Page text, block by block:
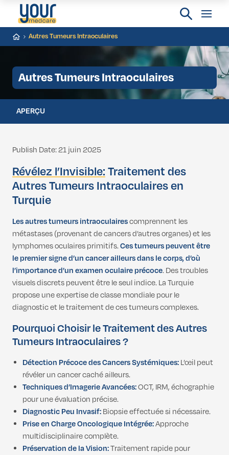
Autres Tumeurs Intraoculaires
Autres Tumeurs Intraoculaires
APERÇU
Publish Date: 21 juin 2025
Révélez l’Invisible:Traitement des
Autres Tumeurs Intraoculaires en
Turquie
Les autres tumeurs intraoculairescomprennent les
métastases (provenant de cancers d’autres organes) et les
lymphomes oculaires primitifs.Ces tumeurs peuvent être
le premier signe d’un cancer ailleurs dans le corps, d’où
l’importance d’un examen oculaire précoce. Des troubles
visuels discrets peuvent être le seul indice. La Turquie
propose une expertise de classe mondiale pour le
diagnostic et le traitement de ces tumeurs complexes.
Pourquoi Choisir le Traitement des Autres
Tumeurs Intraoculaires ?
Détection Précoce des Cancers Systémiques:L’œil peut
révéler un cancer caché ailleurs.
Techniques d’Imagerie Avancées:OCT, IRM, échographie
pour une évaluation précise.
Diagnostic Peu Invasif:Biopsie effectuée si nécessaire.
Prise en Charge Oncologique Intégrée:Approche
multidisciplinaire complète.
Préservation de la Vision:Traitement rapide pour